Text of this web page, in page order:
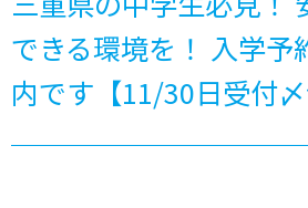
できる環境を！ 入学予
内です【11/30日受付〆